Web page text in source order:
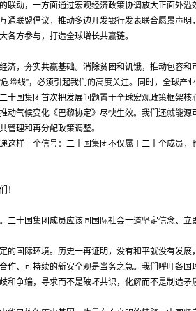
动，一方面通过宏观经济政策协调放大正面外溢
通联盟倡议，推动多边开发银行发表联合愿景声
各方参与，打造全球增长共赢链。
，夯实共赢基础。消除贫困和饥饿，推动包容和
险线”，必须引起我们的高度关注。同时，全球
国集团首次把发展问题置于全球宏观政策框架核
动气候变化《巴黎协定》尽快生效。我们还就能
管理和再分配政策调整。
样一个信号：二十国集团不仅属于二十个成员，
！
十国集团成员应该同国际社会一道坚定信念、立
国际环境。历史一再证明，没有和平就没有发展
作、可持续的新安全观是当务之急。我们呼吁各
和争端，寻求而不是破坏共识，化解而不是制造